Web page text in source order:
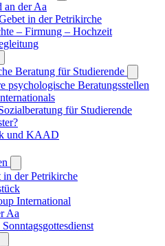
an der Aa
in der Petrikirche
– Firmung – Hochzeit
Beratung für Studierende
psychologische Beratungsstellen
für Studierende
und KAAD
in der Petrikirche
International
Aa